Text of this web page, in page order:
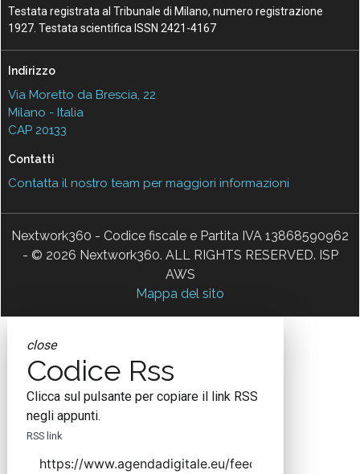
Testata registrata al Tribunale di Milano, numero registrazione
1927. Testata scientifica ISSN 2421-4167
Indirizzo
Via Moretto da Brescia, 22
Milano - Italia
CAP 20133
Contatti
Contatta il nostro team per maggiori informazioni
Nextwork360 - Codice fiscale e Partita IVA 13868590962
- © 2026 Nextwork360. ALL RIGHTS RESERVED. ISP
AWS
Mappa del sito
close
Codice Rss
Clicca sul pulsante per copiare il link RSS
negli appunti.
RSS link